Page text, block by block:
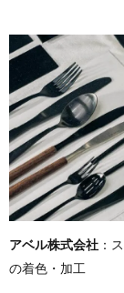
アベル株式会社 ：
の着色・加工